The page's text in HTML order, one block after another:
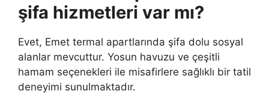
şifa hizmetleri var mı?
Evet, Emet termal apartlarında şifa dolu sosyal
alanlar mevcuttur. Yosun havuzu ve çeşitli
hamam seçenekleri ile misafirlere sağlıklı bir tatil
deneyimi sunulmaktadır.